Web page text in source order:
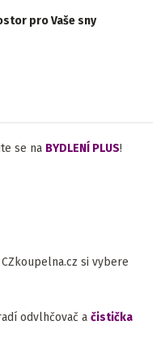
pro Vaše sny
se na BYDLENÍ PLUS!
CZkoupelna.cz si vybere
odvlhčovač a čistička